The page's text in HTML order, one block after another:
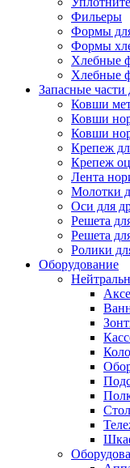
Фильеры
Формы
Формы
Хлебные
Хлебные
Запасные части
Ковши
Ковши
Ковши
Крепеж
Крепеж
Лента
Молотки
Оси для
Решета
Решета
Ролики
Оборудование